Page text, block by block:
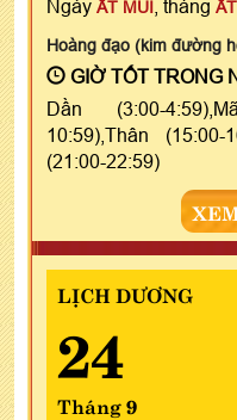
Ngày ẤT MÙI , tháng
Hoàng đạo (kim đường
GIỜ TỐT TRONG
Dần (3:00-
10:59),Thân (15:00-
(21:00-22:59)
LỊCH DƯƠNG
24
Tháng 9